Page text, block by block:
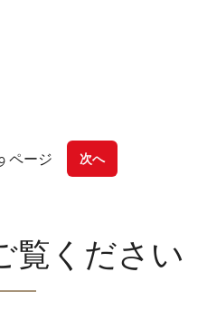
ページ 次へ
覧ください